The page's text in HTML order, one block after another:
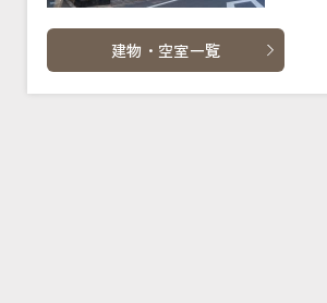
建物・空室一覧